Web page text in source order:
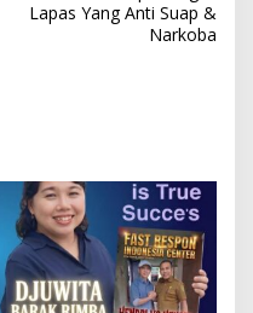
Lapas Yang Anti Suap &
Narkoba